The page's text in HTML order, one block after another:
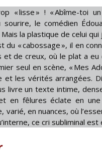
« lisse » ! « Abîme-
sourire, le comédien
la plastique de celui
« cabossage », il en
de creux, où le plat a
seul en scène, « Mes
et les vérités
livre un texte intime,
en fêlures éclate en
varié, en nuances, où
ce cri subliminal